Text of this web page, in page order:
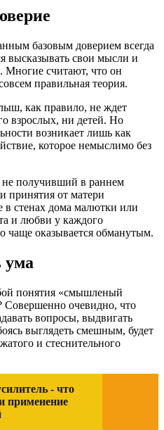
базовым доверием всегда
высказывать свои мысли и
Многие считают, что он
правильная теория.
как правило, не ждет
взрослых, ни детей. Но
возникает лишь как
которое немыслимо без
не получивший в раннем
принятия от матери
в стенах дома малютки или
и любви у каждого
чаще оказывается обманутым.
ума
понятия «смышленый
Совершенно очевидно, что
вопросы, выдвигать
выглядеть смешным, будет
и стеснительного
- что
применение